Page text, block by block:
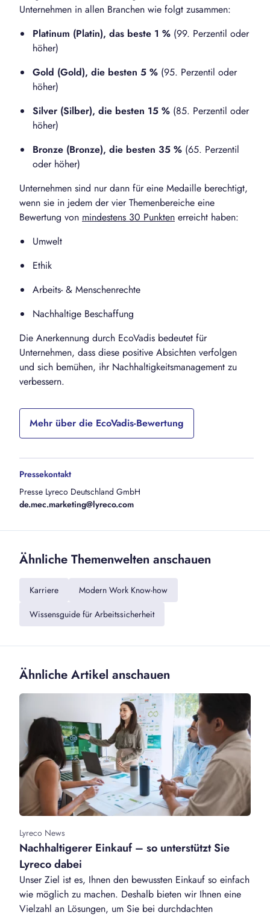
Unternehmen in allen Branchen wie folgt zusammen:
Platinum (Platin), das beste 1 % (99. Perzentil oder
höher)
Gold (Gold), die besten 5 % (95. Perzentil oder
höher)
Silver (Silber), die besten 15 % (85. Perzentil oder
höher)
Bronze (Bronze), die besten 35 % (65. Perzentil
oder höher)
Unternehmen sind nur dann für eine Medaille berechtigt,
wenn sie in jedem der vier Themenbereiche eine
Bewertung von mindestens 30 Punkten erreicht haben:
Umwelt
Ethik
Arbeits- & Menschenrechte
Nachhaltige Beschaffung
Die Anerkennung durch EcoVadis bedeutet für
Unternehmen, dass diese positive Absichten verfolgen
und sich bemühen, ihr Nachhaltigkeitsmanagement zu
verbessern.
Mehr über die EcoVadis-Bewertung
Pressekontakt
Presse Lyreco Deutschland GmbH
de.mec.marketing@lyreco.com
Ähnliche Themenwelten anschauen
Karriere
Modern Work Know-how
Wissensguide für Arbeitssicherheit
Ähnliche Artikel anschauen
Lyreco News
Nachhaltigerer Einkauf – so unterstützt Sie
Lyreco dabei
Unser Ziel ist es, Ihnen den bewussten Einkauf so einfach
wie möglich zu machen. Deshalb bieten wir Ihnen eine
Vielzahl an Lösungen, um Sie bei durchdachten